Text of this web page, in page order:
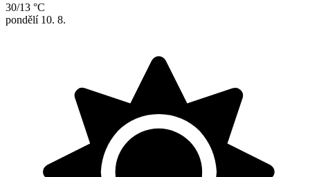
30/13 °C
pondělí 10. 8.